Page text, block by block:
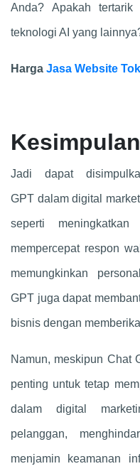
Anda? Apakah tertarik
teknologi AI yang
Harga Jasa Website
Kesimpulan
Jadi dapat
GPT dalam digital
seperti
mempercepat respon
memungkinkan
GPT juga dapat
bisnis dengan
Namun, meskipun Chat
penting untuk tetap
dalam digital
pelanggan,
menjamin keamanan